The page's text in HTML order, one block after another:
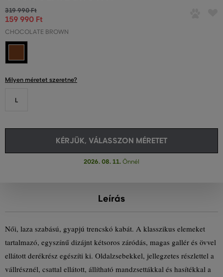
319 990 Ft
159 990 Ft
CHOCOLATE BROWN
Milyen méretet szeretne?
L
KÉRJÜK, VÁLASSZON MÉRETET
2026. 08. 11. Önnél
Leírás
Női, laza szabású, gyapjú trencskó kabát. A klasszikus elemeket
tartalmazó, egyszínű dizájnt kétsoros záródás, magas gallér és övvel
ellátott derékrész egészíti ki. Oldalzsebekkel, jellegzetes részlettel a
vállrésznél, csattal ellátott, állítható mandzsettákkal és hasítékkal a